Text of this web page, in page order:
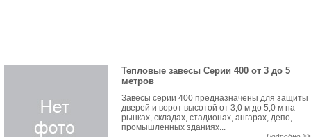
Тепловые завесы Серии 400 от 3 до 5
метров
Завесы серии 400 предназначены для защиты
дверей и ворот высотой от 3,0 м до 5,0 м на
рынках, складах, стадионах, ангарах, депо,
промышленных зданиях...